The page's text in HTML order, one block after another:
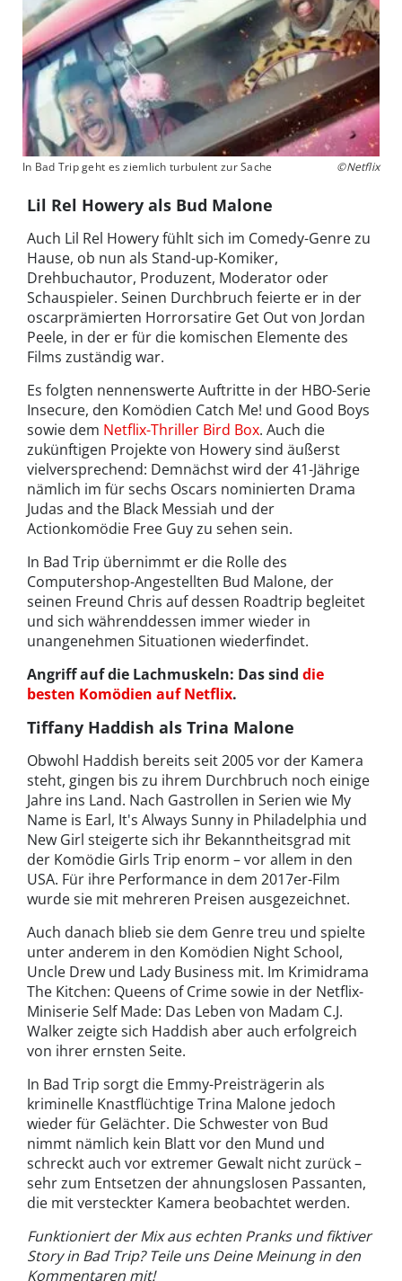
In Bad Trip geht es ziemlich turbulent zur Sache ©Netflix
Lil Rel Howery als Bud Malone
Auch Lil Rel Howery fühlt sich im Comedy-Genre zu
Hause, ob nun als Stand-up-Komiker,
Drehbuchautor, Produzent, Moderator oder
Schauspieler. Seinen Durchbruch feierte er in der
oscarprämierten Horrorsatire Get Out von Jordan
Peele, in der er für die komischen Elemente des
Films zuständig war.
Es folgten nennenswerte Auftritte in der HBO-Serie
Insecure, den Komödien Catch Me! und Good Boys
sowie dem Netflix-Thriller Bird Box. Auch die
zukünftigen Projekte von Howery sind äußerst
vielversprechend: Demnächst wird der 41-Jährige
nämlich im für sechs Oscars nominierten Drama
Judas and the Black Messiah und der
Actionkomödie Free Guy zu sehen sein.
In Bad Trip übernimmt er die Rolle des
Computershop-Angestellten Bud Malone, der
seinen Freund Chris auf dessen Roadtrip begleitet
und sich währenddessen immer wieder in
unangenehmen Situationen wiederfindet.
Angriff auf die Lachmuskeln: Das sind die
besten Komödien auf Netflix.
Tiffany Haddish als Trina Malone
Obwohl Haddish bereits seit 2005 vor der Kamera
steht, gingen bis zu ihrem Durchbruch noch einige
Jahre ins Land. Nach Gastrollen in Serien wie My
Name is Earl, It's Always Sunny in Philadelphia und
New Girl steigerte sich ihr Bekanntheitsgrad mit
der Komödie Girls Trip enorm – vor allem in den
USA. Für ihre Performance in dem 2017er-Film
wurde sie mit mehreren Preisen ausgezeichnet.
Auch danach blieb sie dem Genre treu und spielte
unter anderem in den Komödien Night School,
Uncle Drew und Lady Business mit. Im Krimidrama
The Kitchen: Queens of Crime sowie in der Netflix-
Miniserie Self Made: Das Leben von Madam C.J.
Walker zeigte sich Haddish aber auch erfolgreich
von ihrer ernsten Seite.
In Bad Trip sorgt die Emmy-Preisträgerin als
kriminelle Knastflüchtige Trina Malone jedoch
wieder für Gelächter. Die Schwester von Bud
nimmt nämlich kein Blatt vor den Mund und
schreckt auch vor extremer Gewalt nicht zurück –
sehr zum Entsetzen der ahnungslosen Passanten,
die mit versteckter Kamera beobachtet werden.
Funktioniert der Mix aus echten Pranks und fiktiver
Story in Bad Trip? Teile uns Deine Meinung in den
Kommentaren mit!